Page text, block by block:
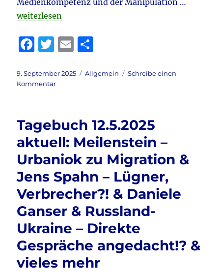
Medienkompetenz und der Manipulation …
„Tagebuch 9.8.2025 aktuell: Daniele Ganser in
weiterlesen
F
c
e
o
o
k
T
it
te
E
ai le
Veröffentlicht
am
9. September 2025 Kategorien
Allgemein
Schreibe einen
Kommentarzu
Daniele
Ganser
in
Aachen
&
Migrantengewalt
Frankreich
stürzt
in
´
Chaos
&
Verbotsdemokratie
Tagebuch 12.5.2025
aktuell: Meilenstein –
Urbaniok zu Migration &
Jens Spahn – Lügner,
Verbrecher?! & Daniele
Ganser & Russland-
Ukraine – Direkte
Gespräche angedacht!? &
vieles mehr